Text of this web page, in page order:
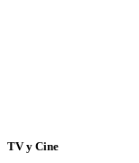
TV y Cine